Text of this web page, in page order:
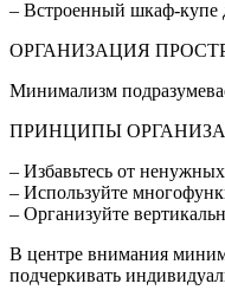
– Встроенный шкаф-купе
ОРГАНИЗАЦИЯ
Минимализм
ПРИНЦИПЫ
– Избавьтесь от
– Используйте
– Организуйте
В центре внимания
подчеркивать